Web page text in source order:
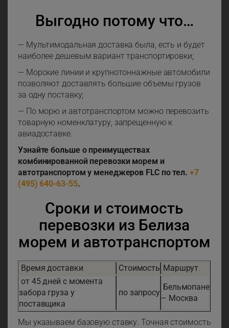
Выгодно потому что…
— Мультимодальная доставка была, есть и будет
наиболее дешевым вариант транспортировки;
— Морские линии и крупнотоннажные автомобили
позволяют доставлять большие объемы грузов
за одну поставку;
— По морю и автотранспортом можно перевозить
товарную номенклатуру, запрещенную к
авиадоставке.
Узнайте больше о преимуществах
комбинированной перевозки морем и
автотранспортом у менеджеров FLC по тел. +7
(495) 640-63-55.
Сроки и стоимость
перевозки из Белиза
морем и автотранспортом
Время доставки Стоимость Маршрут
от 45 дней с момента
забора груза у
поставщика
по запросу
Бельмопане
– Москва
Мы указываем базовую ставку. Точная стоимость